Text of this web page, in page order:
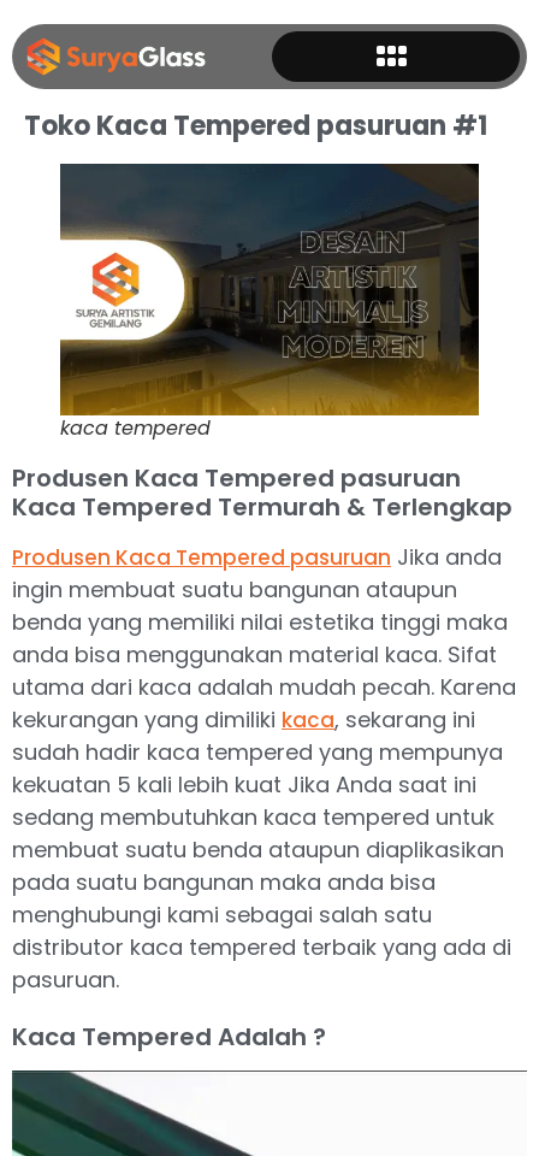
Toko Kaca Tempered pasuruan #1
kaca tempered
Produsen Kaca Tempered pasuruan
Kaca Tempered Termurah & Terlengkap
Produsen Kaca Tempered pasuruan Jika anda
ingin membuat suatu bangunan ataupun
benda yang memiliki nilai estetika tinggi maka
anda bisa menggunakan material kaca. Sifat
utama dari kaca adalah mudah pecah. Karena
kekurangan yang dimiliki kaca, sekarang ini
sudah hadir kaca tempered yang mempunya
kekuatan 5 kali lebih kuat Jika Anda saat ini
sedang membutuhkan kaca tempered untuk
membuat suatu benda ataupun diaplikasikan
pada suatu bangunan maka anda bisa
menghubungi kami sebagai salah satu
distributor kaca tempered terbaik yang ada di
pasuruan.
Kaca Tempered Adalah ?